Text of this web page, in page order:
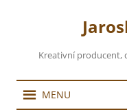
Kreativní producent,
MENU